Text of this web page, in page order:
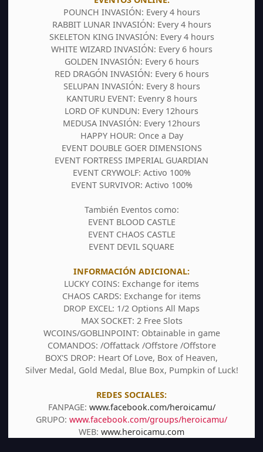
POUNCH INVASIÓN: Every 4 hours
RABBIT LUNAR INVASIÓN: Every 4 hours
SKELETON KING INVASIÓN: Every 4 hours
WHITE WIZARD INVASIÓN: Every 6 hours
GOLDEN INVASIÓN: Every 6 hours
RED DRAGÓN INVASIÓN: Every 6 hours
SELUPAN INVASIÓN: Every 8 hours
KANTURU EVENT: Evenry 8 hours
LORD OF KUNDUN: Every 12hours
MEDUSA INVASIÓN: Every 12hours
HAPPY HOUR: Once a Day
EVENT DOUBLE GOER DIMENSIONS
EVENT FORTRESS IMPERIAL GUARDIAN
EVENT CRYWOLF: Activo 100%
EVENT SURVIVOR: Activo 100%
También Eventos como:
EVENT BLOOD CASTLE
EVENT CHAOS CASTLE
EVENT DEVIL SQUARE
INFORMACIÓN ADICIONAL:
LUCKY COINS: Exchange for items
CHAOS CARDS: Exchange for items
DROP EXCEL: 1/2 Options All Maps
MAX SOCKET: 2 Free Slots
WCOINS/GOBLINPOINT: Obtainable in game
COMANDOS: /Offattack /Offstore /Offstore
BOX'S DROP: Heart Of Love, Box of Heaven,
Silver Medal, Gold Medal, Blue Box, Pumpkin of Luck!
REDES SOCIALES:
FANPAGE: www.facebook.com/heroicamu/
GRUPO: www.facebook.com/groups/heroicamu/
WEB: www.heroicamu.com